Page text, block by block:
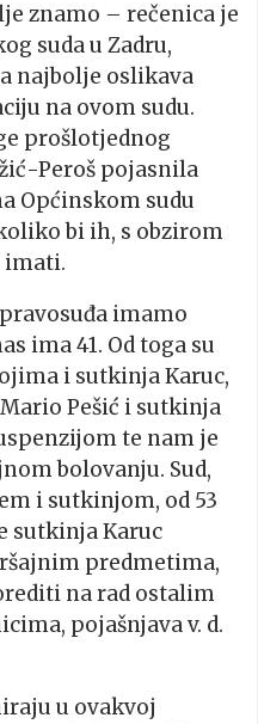
znamo – rečenica je
suda u Zadru,
najbolje oslikava
na ovom sudu.
prošlotjednog
Peroš pojasnila
Općinskom sudu
bi ih, s obzirom
imati.
imamo
ima 41. Od toga su
i sutkinja Karuc,
Pešić i sutkinja
te nam je
bolovanju. Sud,
i sutkinjom, od 53
sutkinja Karuc
predmetima,
na rad ostalim
pojašnjava v. d.
u ovakvoj